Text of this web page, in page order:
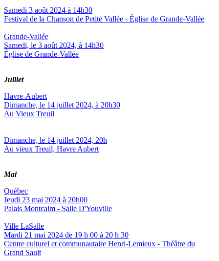
Samedi 3 août 2024 à 14h30
Festival de la Chanson de Petite Vallée - Église de Grande-Vallée
Grande-Vallée
Samedi, le 3 août 2024, à 14h30
Église de Grande-Vallée
Juillet
Havre-Aubert
Dimanche, le 14 juillet 2024, à 20h30
Au Vieux Treuil
Dimanche, le 14 juillet 2024, 20h
Au vieux Treuil, Havre Aubert
Mai
Québec
Jeudi 23 mai 2024 à 20h00
Palais Montcalm - Salle D'Youville
Ville LaSalle
Mardi 21 mai 2024 de 19 h 00 à 20 h 30
Centre culturel et communautaire Henri-Lemieux - Théâtre du
Grand Sault